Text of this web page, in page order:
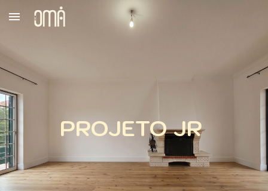
Skip to main content
PROJETO JR